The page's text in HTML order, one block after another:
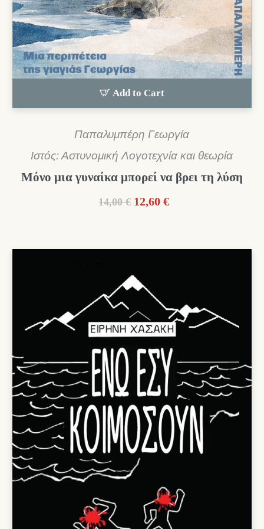
Add to Cart
Παπαλυμπέρη Γεωργία
Ιστός: Αστυνομική Λογοτεχνία και θεωρία
Μόνο μια γυναίκα μπορεί να βρει τη λύση
14,00 € Original
14,00 €.
12,60 €Η
είναι: